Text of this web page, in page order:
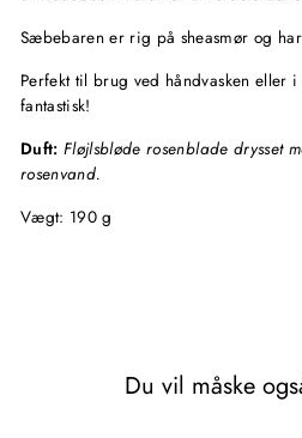
Sæbebaren er rig på sheasmør og
Perfekt til brug ved håndvasken eller
fantastisk!
Duft: Fløjlsbløde rosenblade drysset
rosenvand.
Vægt: 190 g
Du vil måske